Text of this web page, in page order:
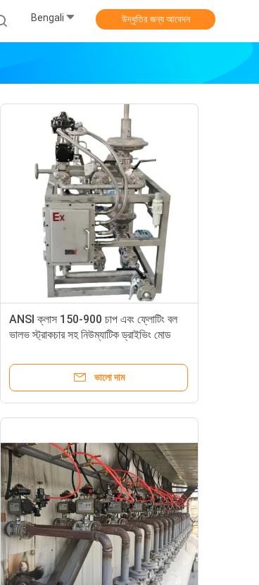
Bengali উদ্ধৃতির জন্য আবেদন
ANSI ক্লাস 150-900 চাপ এবং ফ্লোটিং বল
ভালভ স্ট্রাকচার সহ নিউম্যাটিক ড্রাইভিং মোড
ভালো দাম